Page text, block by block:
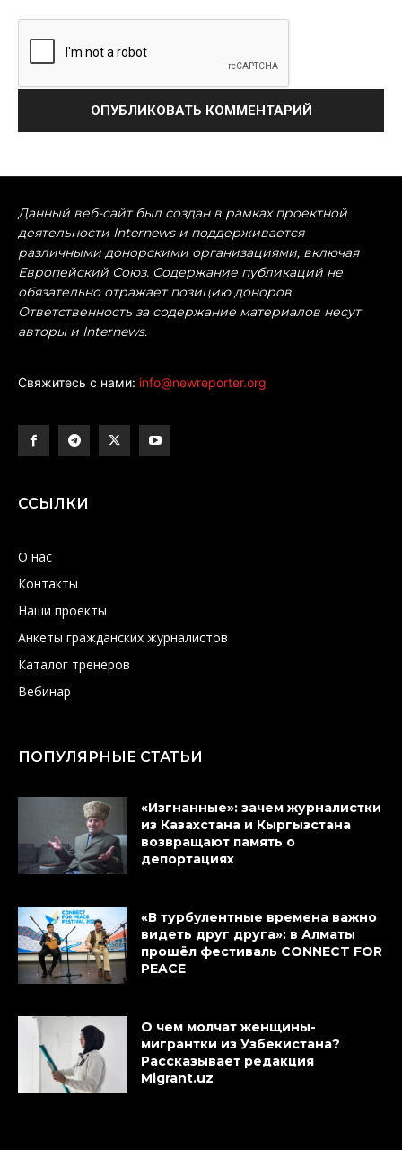
Данный веб-сайт был создан в рамках проектной
деятельности Internews и поддерживается
различными донорскими организациями, включая
Европейский Союз. Содержание публикаций не
обязательно отражает позицию доноров.
Ответственность за содержание материалов несут
авторы и Internews.
Свяжитесь с нами: info@newreporter.org
ССЫЛКИ
О нас
Контакты
Наши проекты
Анкеты гражданских журналистов
Каталог тренеров
Вебинар
ПОПУЛЯРНЫЕ СТАТЬИ
«Изгнанные»: зачем журналистки
из Казахстана и Кыргызстана
возвращают память о
депортациях
«В турбулентные времена важно
видеть друг друга»: в Алматы
прошёл фестиваль CONNECT FOR
PEACE
О чем молчат женщины-
мигрантки из Узбекистана?
Рассказывает редакция
Migrant.uz